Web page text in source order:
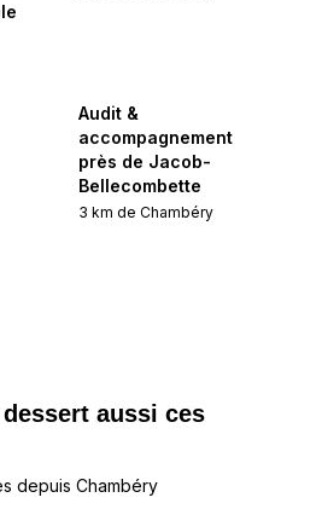
Audit &
accompagnement
près de Jacob-
Bellecombette
3 km de Chambéry
dessert aussi ces
depuis Chambéry